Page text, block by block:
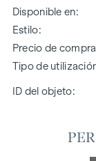
Disponible en
Estilo
Precio de compra
Tipo de
ID del objeto: